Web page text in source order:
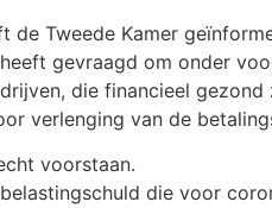
de Tweede Kamer
gevraagd om onder
die financieel
verlenging van de
voorstaan.
die voor